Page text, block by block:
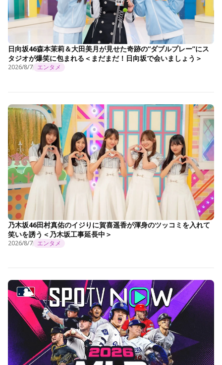
日向坂46森本茉莉＆大田美月が見せた奇跡の“ダブルプレー”にス
タジオが爆笑に包まれる＜まだまだ！日向坂で会いましょう＞
2026/8/7 エンタメ
乃木坂46田村真佑のイジりに賀喜遥香が渾身のツッコミを入れて
笑いを誘う＜乃木坂工事延長中＞
2026/8/7 エンタメ